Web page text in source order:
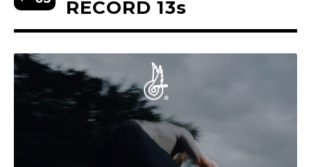
RECORD 13s